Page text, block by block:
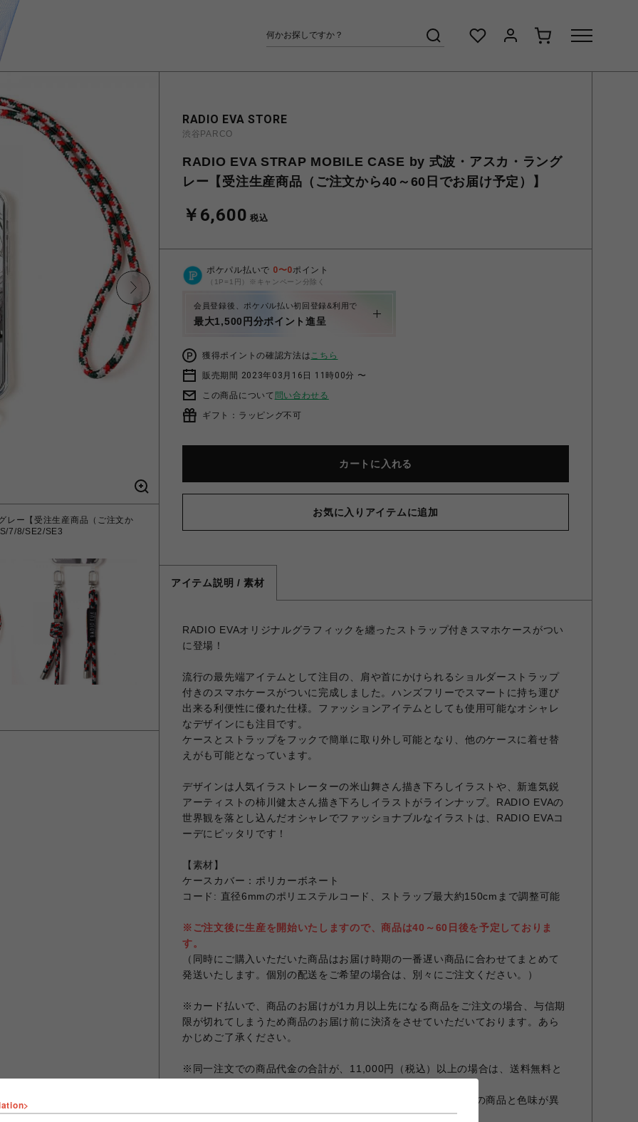
レー【受注生産商品（ご注文か
7/8/SE2/SE3
RADIO EVA STORE
渋谷PARCO
RADIO EVA STRAP MOBILE CASE by 式波・アスカ・ラング
レー【受注生産商品（ご注文から40～60日でお届け予定）】
￥6,600 税込
ポケパル払いで 0〜0ポイント
（1P=1円）※キャンペーン分除く
会員登録後、ポケパル払い初回登録&利用で
最大1,500円分ポイント進呈
獲得ポイントの確認方法はこちら
販売期間 2023年03月16日 11時00分 〜
この商品について 問い合わせる
ギフト：ラッピング不可
カートに入れる
お気に入りアイテムに追加
アイテム説明 / 素材
RADIO EVAオリジナルグラフィックを纏ったストラップ付きスマホケースがつい
に登場！
流行の最先端アイテムとして注目の、肩や首にかけられるショルダーストラップ
付きのスマホケースがついに完成しました。ハンズフリーでスマートに持ち運び
出来る利便性に優れた仕様。ファッションアイテムとしても使用可能なオシャレ
なデザインにも注目です。
ケースとストラップをフックで簡単に取り外し可能となり、他のケースに着せ替
えがも可能となっています。
デザインは人気イラストレーターの米山舞さん描き下ろしイラストや、新進気鋭
アーティストの柿川健太さん描き下ろしイラストがラインナップ。RADIO EVAの
世界観を落とし込んだオシャレでファッショナブルなイラストは、RADIO EVAコ
ーデにピッタリです！
【素材】
ケースカバー：ポリカーボネート
コード: 直径6mmのポリエステルコード、ストラップ最大約150cmまで調整可能
※ご注文後に生産を開始いたしますので、商品は40～60日後を予定しておりま
す。
（同時にご購入いただいた商品はお届け時期の一番遅い商品に合わせてまとめて
発送いたします。個別の配送をご希望の場合は、別々にご注文ください。）
※カード払いで、商品のお届けが1カ月以上先になる商品をご注文の場合、与信期
限が切れてしまうため商品のお届け前に決済をさせていただいております。あら
かじめご了承ください。
※同一注文での商品代金の合計が、11,000円（税込）以上の場合は、送料無料と
※お客様のお使いのモニター設定やお部屋の照明等により実際の商品と色味が異
なる場合がございます。